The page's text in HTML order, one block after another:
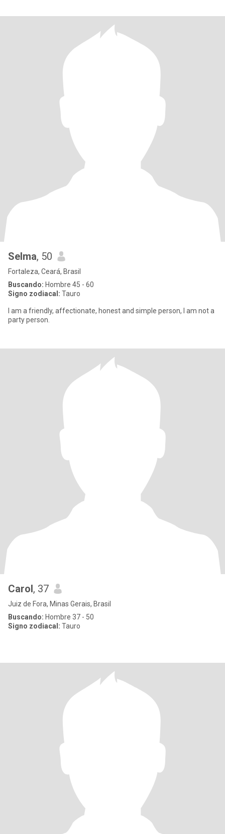
Selma, 50
Fortaleza, Ceará, Brasil
Buscando: Hombre 45 - 60
Signo zodiacal: Tauro
I am a friendly, affectionate, honest and simple person, I am not a
party person.
Carol, 37
Juiz de Fora, Minas Gerais, Brasil
Buscando: Hombre 37 - 50
Signo zodiacal: Tauro